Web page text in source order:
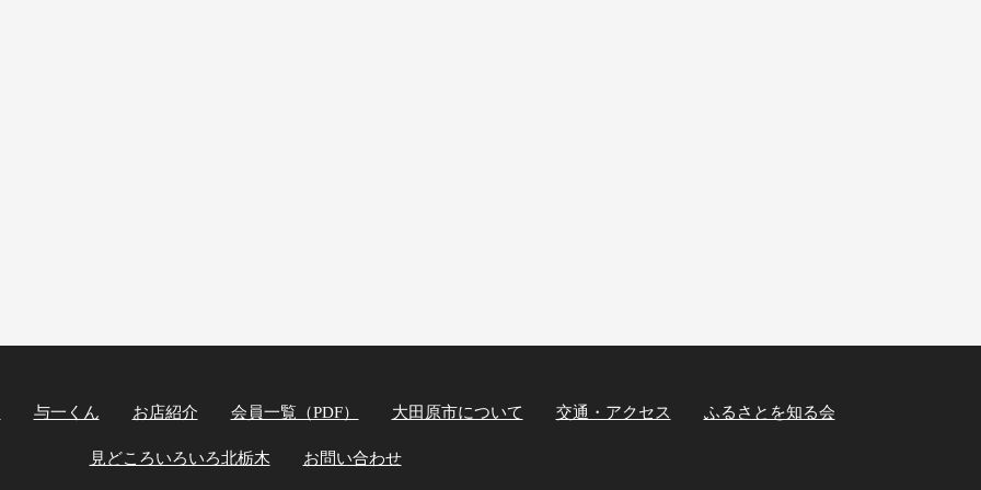
与一くん お店紹介 会員一覧（PDF） 大田原市について 交通・アクセス ふるさとを知る会
見どころいろいろ北栃木 お問い合わせ